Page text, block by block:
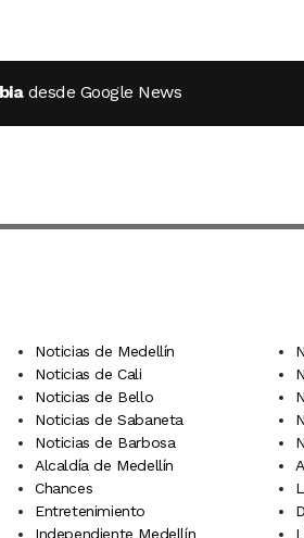
desde Google News
Noticias de Medellín
Noticias de Cali
Noticias de Bello
Noticias de Sabaneta
Noticias de Barbosa
Alcaldía de Medellín
Chances
Entretenimiento
Independiente Medellín